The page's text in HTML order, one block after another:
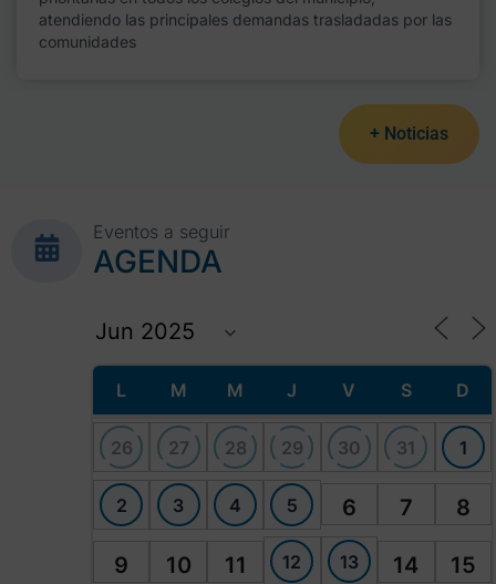
atendiendo las principales demandas trasladadas por las
comunidades
+ Noticias
Eventos a seguir
AGENDA
L M M J V S D
26 27 28 29 30 31 1
2 3 4 5 6 7 8
9 10 11 12 13 14 15